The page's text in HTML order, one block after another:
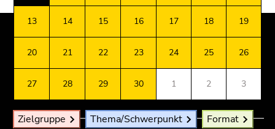
April
3.
2026
Samstag,
4.
13 14 15 16 17 18 19
20 21 22 23 24 25 26
27 28 29 30 1 2 3
Zielgruppe Thema/Schwerpunkt
Format
Beginn
Seitenbereichs:
Zusatzinformationen:
Universität Graz
8010 Graz
Ende
dieses
Seitenbereichs.
Übersicht
Seitenbereiche
Ende
dieses
Seitenbereichs.
Übersicht
Seitenbereiche